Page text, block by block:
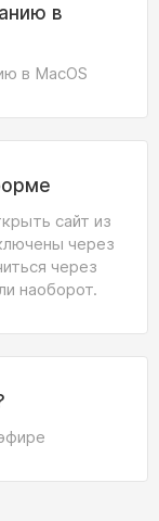
в
в MacOS
сайт из
через
через
наоборот.